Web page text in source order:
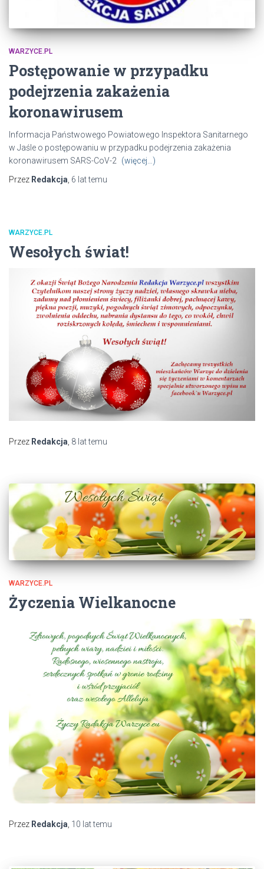
WARZYCE.PL
Postępowanie w przypadku
podejrzenia zakażenia
koronawirusem
Informacja Państwowego Powiatowego Inspektora Sanitarnego
w Jaśle o postępowaniu w przypadku podejrzenia zakażenia
koronawirusem SARS-CoV-2
(więcej…)
Przez Redakcja 6 lattemu
WARZYCE.PL
Wesołych świat!
Przez Redakcja 8 lattemu
WARZYCE.PL
Życzenia Wielkanocne
Przez Redakcja, 10 lattemu